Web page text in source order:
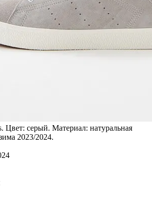
Цвет: серый. Материал: натуральная
2023/2024.